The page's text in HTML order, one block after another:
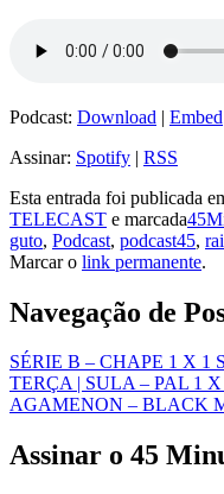
Podcast: Download | Embed
Assinar: Spotify | RSS
Esta entrada foi publicada
TELECAST e marcada
guto, Podcast, podcast45,
Marcar o link permanente.
Navegação de
SÉRIE B – CHAPE 1 X 1
TERÇA | SULA – PAL 1
AGAMENON – BLACK
Assinar o 45